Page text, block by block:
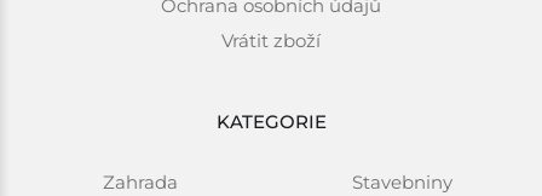
Ochrana osobních údajů
Vrátit zboží
KATEGORIE
Zahrada
Stavebniny